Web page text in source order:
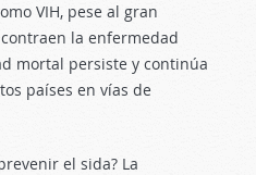
VIH, pese al gran
la enfermedad
mortal persiste y continúa
países en vías de
el sida? La